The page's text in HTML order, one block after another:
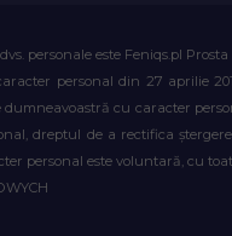
personale este Feniqs.pl
personal din 27 aprilie
cu caracter
dreptul de a rectifica
personal este voluntară, cu